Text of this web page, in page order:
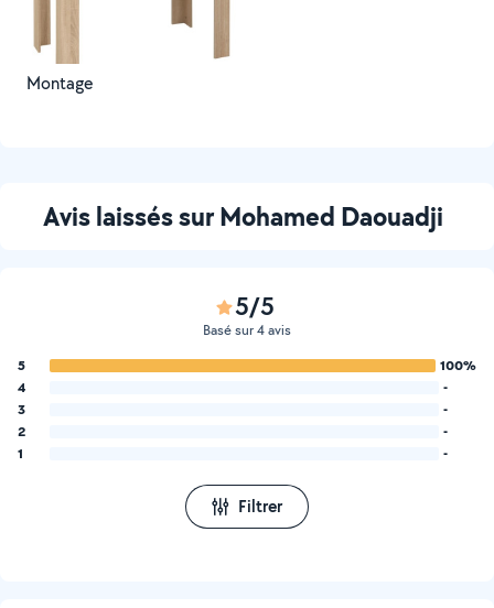
Montage
Avis laissés sur Mohamed Daouadji
5/5
Basé sur 4 avis
5
100%
4
-
3
-
2
-
1
-
Filtrer